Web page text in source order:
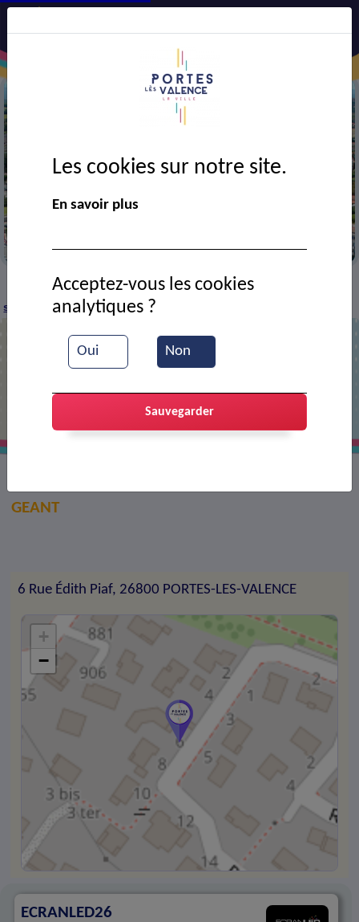
> CADRE DE VIE > Economie >Commerces et
services
>ECRANLED26
GEANT
6 Rue Édith Piaf, 26800 PORTES-LES-VALENCE
+
−
ECRANLED26
Les cookies sur notre site.
En savoir plus
Oui Non
Acceptez-vous les cookies
analytiques ?
Sauvegarder